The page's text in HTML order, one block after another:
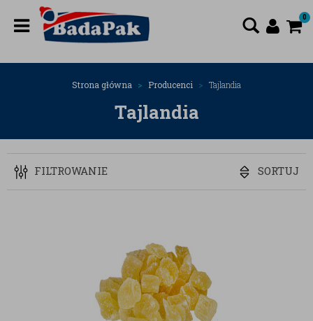
0
Strona główna Producenci Tajlandia
Tajlandia
FILTROWANIE SORTUJ